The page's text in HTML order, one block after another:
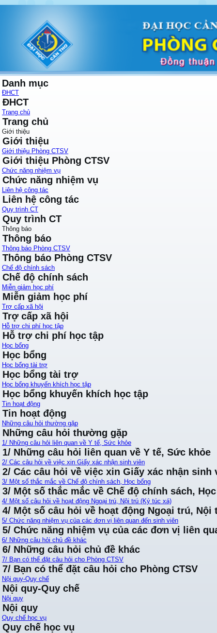
Danh mục
ĐHCT
ĐHCT
Trang chủ
Trang chủ
Giới thiệu
Giới thiệu
Giới thiệu Phòng CTSV
Giới thiệu Phòng CTSV
Chức năng nhiệm vụ
Chức năng nhiệm vụ
Liên hệ công tác
Liên hệ công tác
Quy trình CT
Quy trình CT
Thông báo
Thông báo
Thông báo Phòng CTSV
Thông báo Phòng CTSV
Chế độ chính sách
Chế độ chính sách
Miễn giảm học phí
Miễn giảm học phí
Trợ cấp xã hội
Trợ cấp xã hội
Hỗ trợ chi phí học tập
Hỗ trợ chi phí học tập
Học bổng
Học bổng
Học bổng tài trợ
Học bổng tài trợ
Học bổng khuyến khích học tập
Học bổng khuyến khích học tập
Tin hoạt động
Tin hoạt động
Những câu hỏi thường gặp
Những câu hỏi thường gặp
1/ Những câu hỏi liên quan về Y tế, Sức khỏe
1/ Những câu hỏi liên quan về Y tế, Sức khỏe
2/ Các câu hỏi về việc xin Giấy xác nhận sinh viên
2/ Các câu hỏi về việc xin Giấy xác nhận sinh
3/ Một số thắc mắc về Chế độ chính sách, Học bổng
3/ Một số thắc mắc về Chế độ chính sách,
4/ Một số câu hỏi về hoạt động Ngoại trú, Nội trú (Ký túc xá)
4/ Một số câu hỏi về hoạt động Ngoại trú, Nội
5/ Chức năng nhiệm vụ của các đơn vị liên quan đến sinh viên
5/ Chức năng nhiệm vụ của các đơn vị liên
6/ Những câu hỏi chủ đề khác
6/ Những câu hỏi chủ đề khác
7/ Bạn có thể đặt câu hỏi cho Phòng CTSV
7/ Bạn có thể đặt câu hỏi cho Phòng CTSV
Nội quy-Quy chế
Nội quy-Quy chế
Nội quy
Nội quy
Quy chế học vụ
Quy chế học vụ